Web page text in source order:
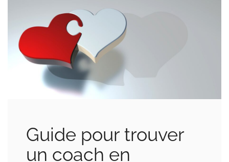
Guide pour trouver
un coach en